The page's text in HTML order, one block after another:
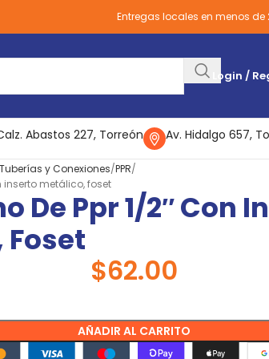
Entregas locales en menos de
Login /
Abastos 227, Torreón Av. Hidalgo 657,
Tuberías y Conexiones PPR
inserto metálico, foset
De Ppr 1/2″ Con
$62.00
AÑADIR AL CARRITO